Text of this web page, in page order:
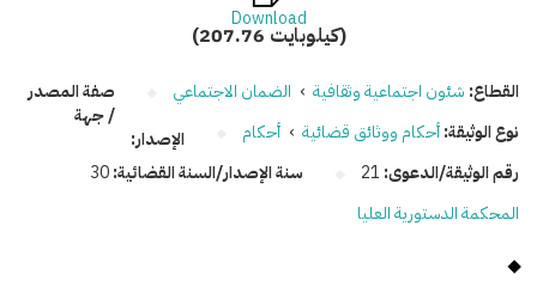
Download
(207.76 كيلوبايت)
القطاع: شئون اجتماعية وثقافية › الضمان الاجتماعي
نوع الوثيقة:أحكام ووثائق قضائية › أحكام
رقم الوثيقة/الدعوى: 21 سنة الإصدار/السنة القضائية:30
صفة المصدر
/ جهة
الإصدار:
المحكمة الدستورية العليا